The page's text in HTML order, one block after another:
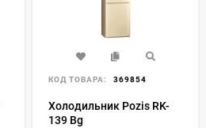
КОД ТОВАРА: 369854
Холодильник Pozis RK-
139 Bg